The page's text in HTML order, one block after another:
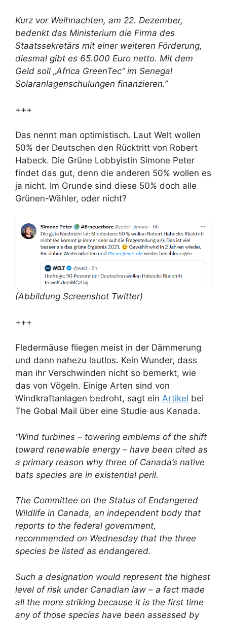
Kurz vor Weihnachten, am 22. Dezember,
bedenkt das Ministerium die Firma des
Staatssekretärs mit einer weiteren Förderung,
diesmal gibt es 65.000 Euro netto. Mit dem
Geld soll „Africa GreenTec“ im Senegal
Solaranlagenschulungen finanzieren.”
+++
Das nennt man optimistisch. Laut Welt wollen
50% der Deutschen den Rücktritt von Robert
Habeck. Die Grüne Lobbyistin Simone Peter
findet das gut, denn die anderen 50% wollen es
ja nicht. Im Grunde sind diese 50% doch alle
Grünen-Wähler, oder nicht?
(Abbildung Screenshot Twitter)
+++
Fledermäuse fliegen meist in der Dämmerung
und dann nahezu lautlos. Kein Wunder, dass
man ihr Verschwinden nicht so bemerkt, wie
das von Vögeln. Einige Arten sind von
Windkraftanlagen bedroht, sagt ein Artikel bei
The Gobal Mail über eine Studie aus Kanada.
“Wind turbines – towering emblems of the shift
toward renewable energy – have been cited as
a primary reason why three of Canada’s native
bats species are in existential peril.
The Committee on the Status of Endangered
Wildlife in Canada, an independent body that
reports to the federal government,
recommended on Wednesday that the three
species be listed as endangered.
Such a designation would represent the highest
level of risk under Canadian law – a fact made
all the more striking because it is the first time
any of those species have been assessed by